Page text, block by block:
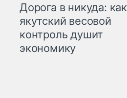
Дорога в никуда: как
якутский весовой
контроль душит
экономику